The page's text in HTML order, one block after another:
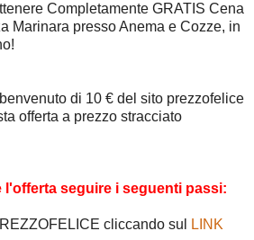
Completamente GRATIS Cena
Marinara presso Anema e Cozze, in
di 10 € del sito prezzofelice
offerta a prezzo stracciato
l'offerta seguire i seguenti passi:
cliccando sul LINK